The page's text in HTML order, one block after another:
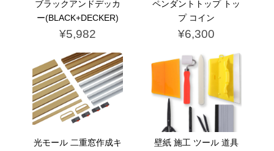
ブラックアンドデッカ
ー(BLACK+DECKER)
¥5,982
ペンダントトップ トッ
プ コイン
¥6,300
光モール 二重窓作成キ
壁紙 施工 ツール 道具